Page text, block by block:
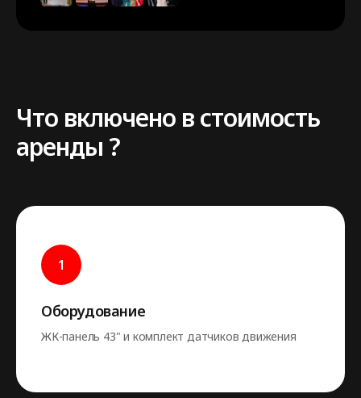
Что включено в стоимость
аренды ?
Оборудование
ЖК-панель 43" и комплект датчиков движения